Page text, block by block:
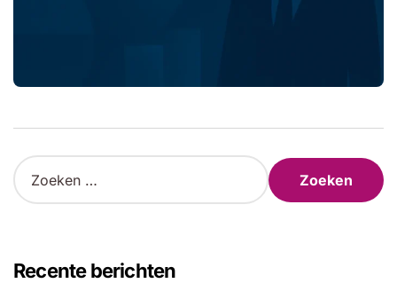
Z
o
n
nRecente berichten